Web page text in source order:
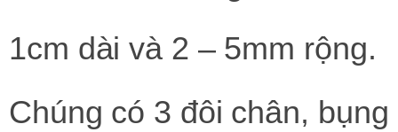
1cm dài và 2 – 5mm rộng.
Chúng có 3 đôi chân, bụng